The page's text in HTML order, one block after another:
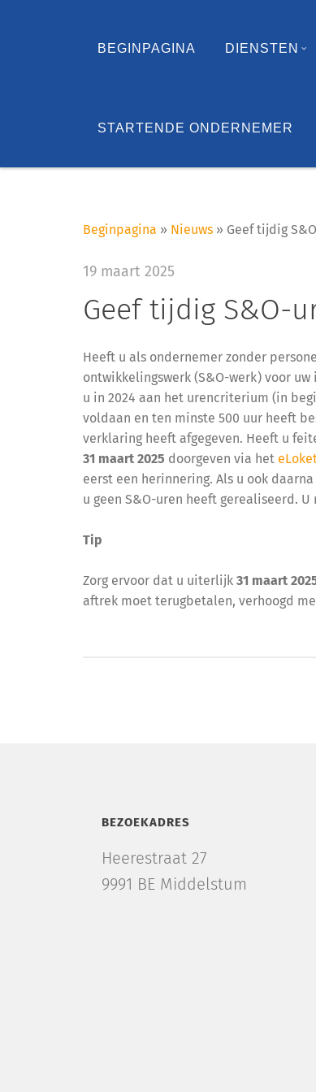
BEGINPAGINA DIENSTEN
STARTENDE ONDERNEMER
Beginpagina » Nieuws » Geef tijdig
19 maart 2025
Geef tijdig S&O-
Heeft u als ondernemer zonder
ontwikkelingswerk (S&O-werk) voor
u in 2024 aan het urencriterium (in
voldaan en ten minste 500 uur heeft
verklaring heeft afgegeven. Heeft u
31 maart 2025 doorgeven via het
eerst een herinnering. Als u ook
u geen S&O-uren heeft gerealiseerd.
Tip
Zorg ervoor dat u uiterlijk 31 maart
aftrek moet terugbetalen, verhoogd
BEZOEKADRES
Heerestraat 27
9991 BE Middelstum